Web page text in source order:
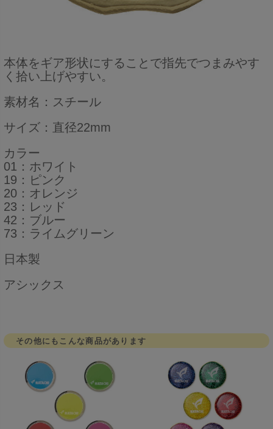
本体をギア形状にすることで指先でつまみやす
く拾い上げやすい。
素材名：スチール
サイズ：直径22mm
カラー
01：ホワイト
19：ピンク
20：オレンジ
23：レッド
42：ブルー
73：ライムグリーン
日本製
アシックス
その他にもこんな商品があります